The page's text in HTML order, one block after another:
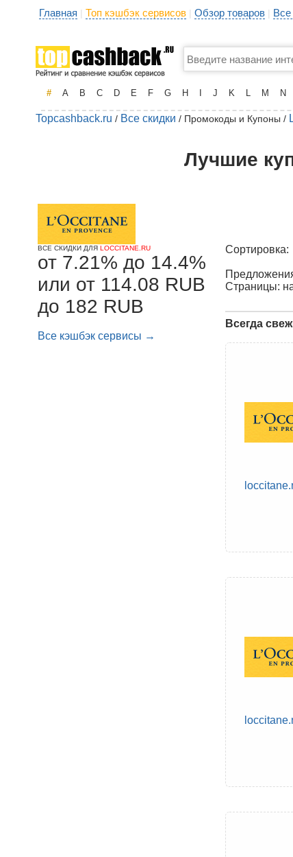
Главная | Топ кэшбэк сервисов | Обзор товаров |
# A B C D E F G H J K L M N
Topcashback.ru / Все скидки / Промокоды и Купоны /
Лучшие
ВСЕ СКИДКИ ДЛЯ LOCCITANE.RU
от 7.21% до 14.4%
или от 114.08 RUB
до 182 RUB
Все кэшбэк сервисы →
Сортировка:
Страницы:
Всегда